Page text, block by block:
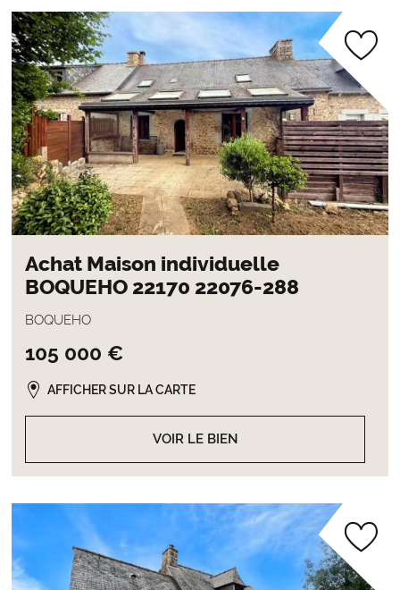
Achat Maison individuelle
BOQUEHO 22170 22076-288
BOQUEHO
105 000 €
VOIR LE BIEN
AFFICHER SUR LA CARTE